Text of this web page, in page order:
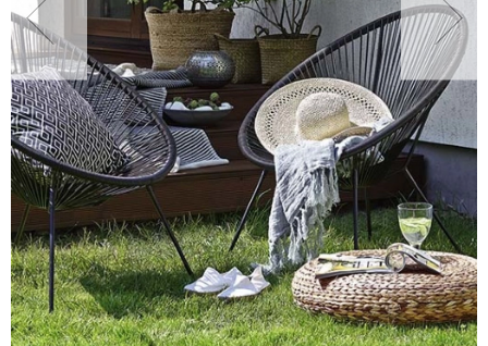
URODA
NATURALNA APTECZKA
DLA DOMU
EKO ŻYCIE
PRZYRODA